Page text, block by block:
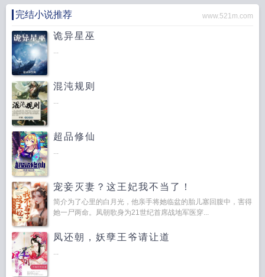
完结小说推荐 www.521m.com
诡异星巫
...
混沌规则
...
超品修仙
...
宠妾灭妻？这王妃我不当了！
简介为了心里的白月光，他亲手将她临盆的胎儿塞回腹中，害得
她一尸两命。凤朝歌身为21世纪首席战地军医穿...
凤还朝，妖孽王爷请让道
...